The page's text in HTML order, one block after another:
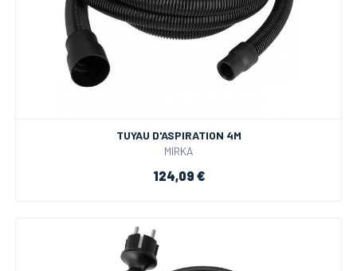
TUYAU D'ASPIRATION 4M
MIRKA
124,09 €